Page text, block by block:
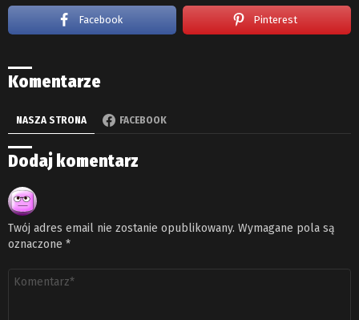
Facebook Pinterest
Komentarze
NASZA STRONA FACEBOOK
Dodaj komentarz
Twój adres email nie zostanie opublikowany. Wymagane pola są
oznaczone *
Komentarz